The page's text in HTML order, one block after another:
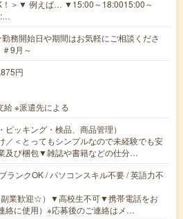
！＞▼ 例えば… ▼15:00～18:0015:00～
開始日や期間はお気軽にご相談くださ
9月～
円
給 ※派遣先による
ピッキング・検品、商品管理）
／＜とってもシンプルなので未経験でも安
及び梱包▼雑誌や書籍などの仕分…
ランクOK / パソコンスキル不要 / 英語力不
業歓迎☆）▼高校生不可▼携帯電話をお
絡に使用）※応募後のご連絡はメ…